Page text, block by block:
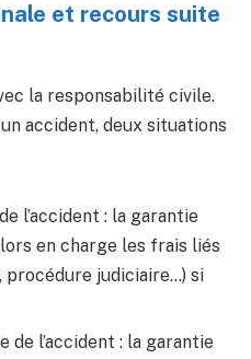
et recours suite
la responsabilité civile.
accident, deux situations
l’accident : la garantie
en charge les frais liés
procédure judiciaire…) si
de l’accident : la garantie